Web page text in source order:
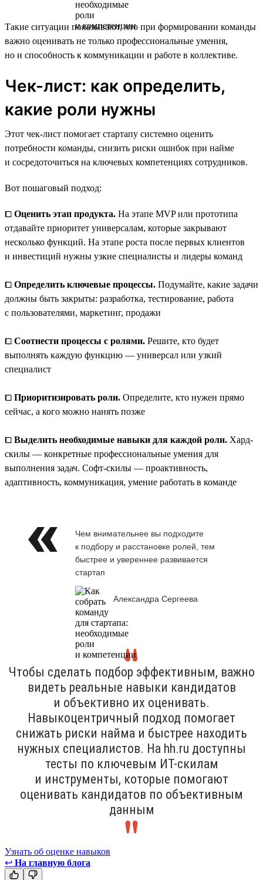
Такие ситуации показывают, что при формировании команды
важно оценивать не только профессиональные умения,
но и способность к коммуникации и работе в коллективе.
Чек-лист: как определить,
какие роли нужны
Этот чек-лист помогает стартапу системно оценить
потребности команды, снизить риски ошибок при найме
и сосредоточиться на ключевых компетенциях сотрудников.
Вот пошаговый подход:
⧠ Оценить этап продукта. На этапе MVP или прототипа
отдавайте приоритет универсалам, которые закрывают
несколько функций. На этапе роста после первых клиентов
и инвестиций нужны узкие специалисты и лидеры команд
⧠ Определить ключевые процессы. Подумайте, какие задачи
должны быть закрыты: разработка, тестирование, работа
с пользователями, маркетинг, продажи
⧠ Соотнести процессы с ролями. Решите, кто будет
выполнять каждую функцию — универсал или узкий
специалист
⧠ Приоритизировать роли. Определите, кто нужен прямо
сейчас, а кого можно нанять позже
⧠ Выделить необходимые навыки для каждой роли. Хард-
скилы — конкретные профессиональные умения для
выполнения задач. Софт-скилы — проактивность,
адаптивность, коммуникация, умение работать в команде
Чем внимательнее вы подходите
к подбору и расстановке ролей, тем
быстрее и увереннее развивается
стартап
Александра Сергеева
Чтобы сделать подбор эффективным, важно
видеть реальные навыки кандидатов
и объективно их оценивать.
Навыкоцентричный подход помогает
снижать риски найма и быстрее находить
нужных специалистов. На hh.ru доступны
тесты по ключевым ИТ-скилам
и инструменты, которые помогают
оценивать кандидатов по объективным
данным
Узнать об оценке навыков
↩ На главную блога